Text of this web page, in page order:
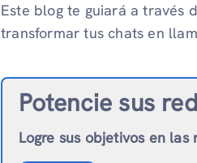
Este blog te guiará a través
transformar tus chats en
Potencie sus
Logre sus objetivos en las